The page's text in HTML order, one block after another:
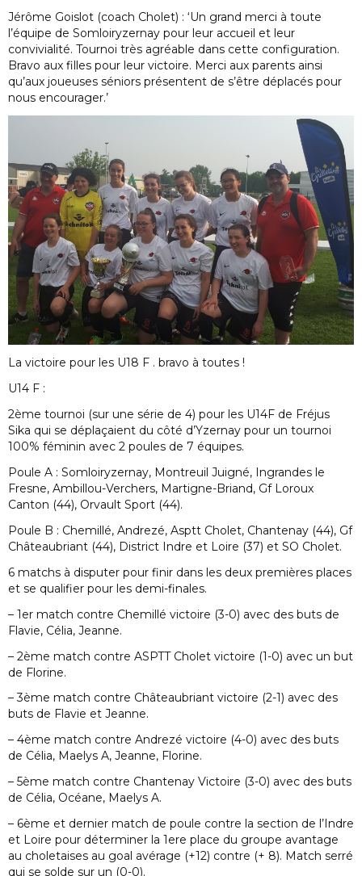
Jérôme Goislot (coach Cholet) : ‘Un grand merci à toute
l’équipe de Somloiryzernay pour leur accueil et leur
convivialité. Tournoi très agréable dans cette configuration.
Bravo aux filles pour leur victoire. Merci aux parents ainsi
qu’aux joueuses séniors présentent de s’être déplacés pour
nous encourager.’
La victoire pour les U18 F . bravo à toutes !
U14 F :
2ème tournoi (sur une série de 4) pour les U14F de Fréjus
Sika qui se déplaçaient du côté d’Yzernay pour un tournoi
100% féminin avec 2 poules de 7 équipes.
Poule A : Somloiryzernay, Montreuil Juigné, Ingrandes le
Fresne, Ambillou-Verchers, Martigne-Briand, Gf Loroux
Canton (44), Orvault Sport (44).
Poule B : Chemillé, Andrezé, Asptt Cholet, Chantenay (44), Gf
Châteaubriant (44), District Indre et Loire (37) et SO Cholet.
6 matchs à disputer pour finir dans les deux premières places
et se qualifier pour les demi-finales.
– 1er match contre Chemillé victoire (3-0) avec des buts de
Flavie, Célia, Jeanne.
– 2ème match contre ASPTT Cholet victoire (1-0) avec un but
de Florine.
– 3ème match contre Châteaubriant victoire (2-1) avec des
buts de Flavie et Jeanne.
– 4ème match contre Andrezé victoire (4-0) avec des buts
de Célia, Maelys A, Jeanne, Florine.
– 5ème match contre Chantenay Victoire (3-0) avec des buts
de Célia, Océane, Maelys A.
– 6ème et dernier match de poule contre la section de l’Indre
et Loire pour déterminer la 1ere place du groupe avantage
au choletaises au goal avérage (+12) contre (+ 8). Match serré
qui se solde sur un (0-0).